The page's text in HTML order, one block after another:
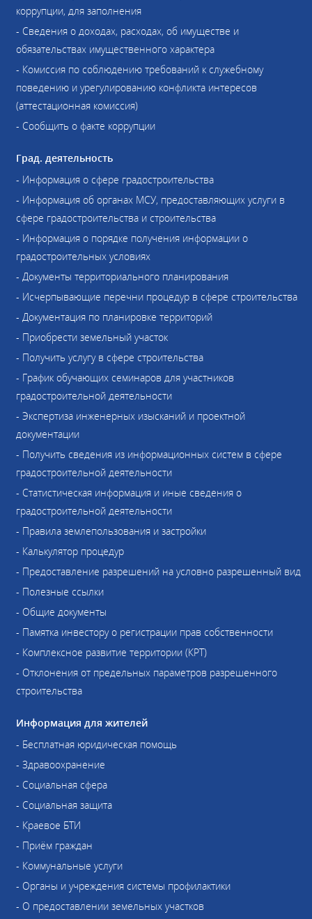
коррупции, для заполнения
- Сведения о доходах, расходах, об имуществе и
обязательствах имущественного характера
- Комиссия по соблюдению требований к служебному
поведению и урегулированию конфликта интересов
(аттестационная комиссия)
- Сообщить о факте коррупции
Град. деятельность
- Информация о сфере градостроительства
- Информация об органах МСУ, предоставляющих услуги в
сфере градостроительства и строительства
- Информация о порядке получения информации о
градостроительных условиях
- Документы территориального планирования
- Исчерпывающие перечни процедур в сфере строительства
- Документация по планировке территорий
- Приобрести земельный участок
- Получить услугу в сфере строительства
- График обучающих семинаров для участников
градостроительной деятельности
- Экспертиза инженерных изысканий и проектной
документации
- Получить сведения из информационных систем в сфере
градостроительной деятельности
- Статистическая информация и иные сведения о
градостроительной деятельности
- Правила землепользования и застройки
- Калькулятор процедур
- Предоставление разрешений на условно разрешенный вид
- Полезные ссылки
- Общие документы
- Памятка инвестору о регистрации прав собственности
- Комплексное развитие территории (КРТ)
- Отклонения от предельных параметров разрешенного
строительства
Информация для жителей
- Бесплатная юридическая помощь
- Здравоохранение
- Социальная сфера
- Социальная защита
- Краевое БТИ
- Приём граждан
- Коммунальные услуги
- Органы и учреждения системы профилактики
- О предоставлении земельных участков